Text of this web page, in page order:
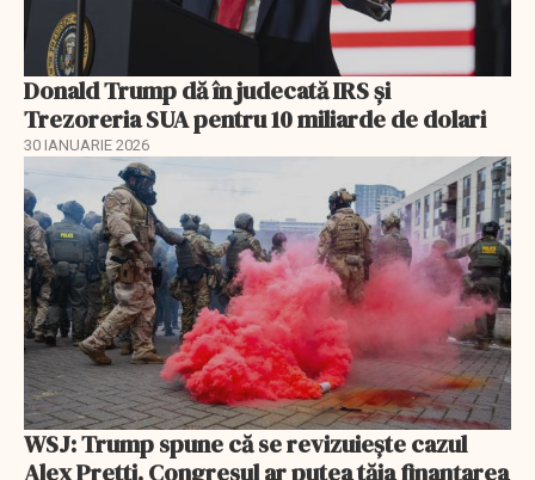
Donald Trump dă în judecată IRS și
Trezoreria SUA pentru 10 miliarde de dolari
30 IANUARIE 2026
WSJ: Trump spune că se revizuiește cazul
Alex Pretti. Congresul ar putea tăia finanțarea